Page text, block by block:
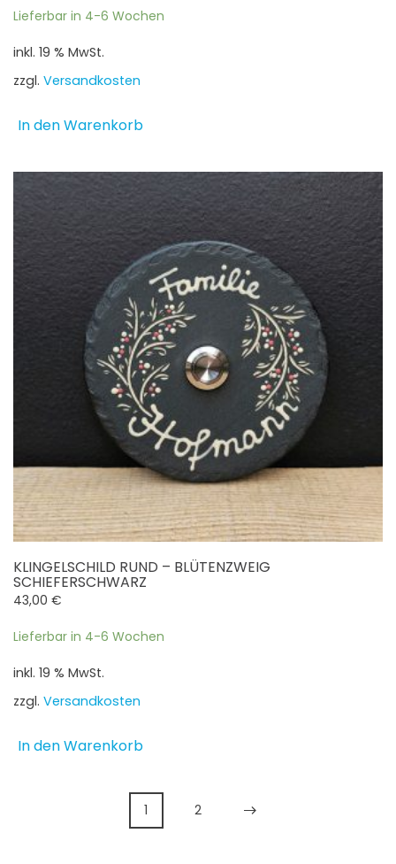
Lieferbar in 4-6 Wochen
inkl. 19 % MwSt.
zzgl. Versandkosten
In den Warenkorb
KLINGELSCHILD RUND – BLÜTENZWEIG
SCHIEFERSCHWARZ
43,00 €
Lieferbar in 4-6 Wochen
inkl. 19 % MwSt.
zzgl. Versandkosten
In den Warenkorb
1 2